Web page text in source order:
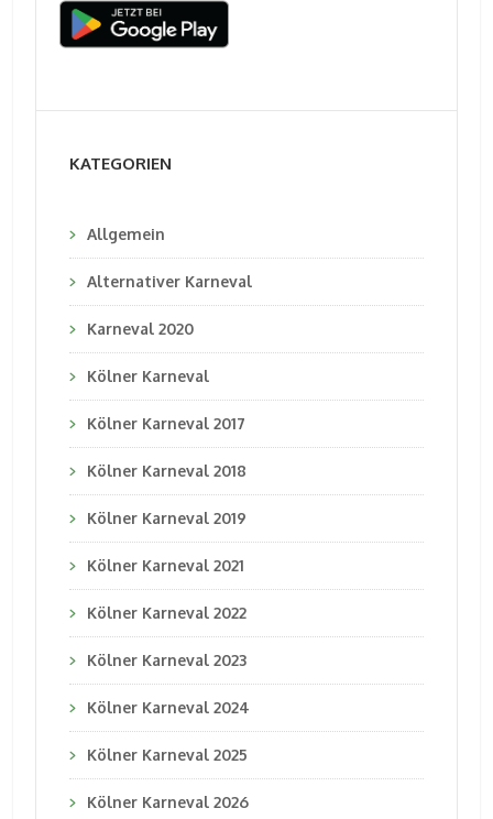
KATEGORIEN
Allgemein
Alternativer Karneval
Karneval 2020
Kölner Karneval
Kölner Karneval 2017
Kölner Karneval 2018
Kölner Karneval 2019
Kölner Karneval 2021
Kölner Karneval 2022
Kölner Karneval 2023
Kölner Karneval 2024
Kölner Karneval 2025
Kölner Karneval 2026